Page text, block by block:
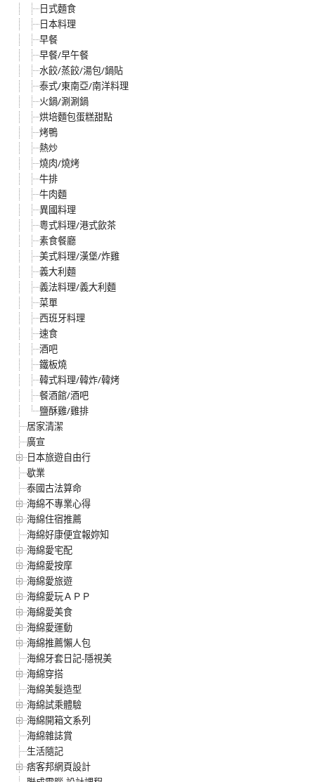
日式麵食
日本料理
早餐
早餐/早午餐
水餃/蒸餃/湯包/鍋貼
泰式/東南亞/南洋料理
火鍋/涮涮鍋
烘培麵包蛋糕甜點
烤鴨
熱炒
燒肉/燒烤
牛排
牛肉麵
異國料理
粵式料理/港式飲茶
素食餐廳
美式料理/漢堡/炸雞
義大利麵
義法料理/義大利麵
菜單
西班牙料理
速食
酒吧
鐵板燒
韓式料理/韓炸/韓烤
餐酒館/酒吧
鹽酥雞/雞排
居家清潔
廣宣
日本旅遊自由行
歇業
泰國古法算命
海綿不專業心得
海綿住宿推薦
海綿好康便宜報妳知
海綿愛宅配
海綿愛按摩
海綿愛旅遊
海綿愛玩ＡＰＰ
海綿愛美食
海綿愛運動
海綿推薦懶人包
海綿牙套日記-隱視美
海綿穿搭
海綿美髮造型
海綿試乘體驗
海綿開箱文系列
海綿雜誌賞
生活隨記
痞客邦網頁設計